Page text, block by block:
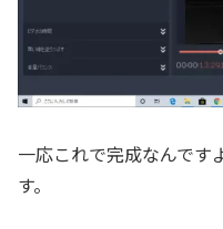
一応これで完成なんです
す。